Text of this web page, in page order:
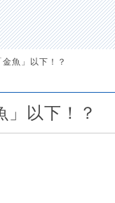
魚」以下！？
」以下！？